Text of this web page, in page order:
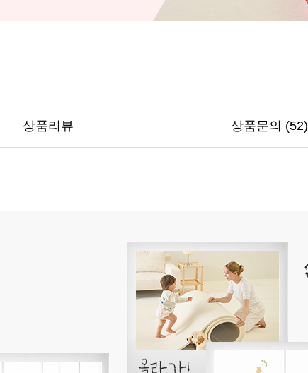
상품리뷰 상품문의 (52)